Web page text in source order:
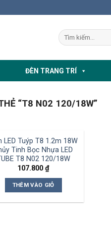
ĐÈN TRANG TRÍ
“T8 N02 120/18W”
LED Tuýp T8 1.2m 18W
Tinh Bọc Nhựa LED
T8 N02 120/18W
107.800₫
THÊM VÀO GIỎ